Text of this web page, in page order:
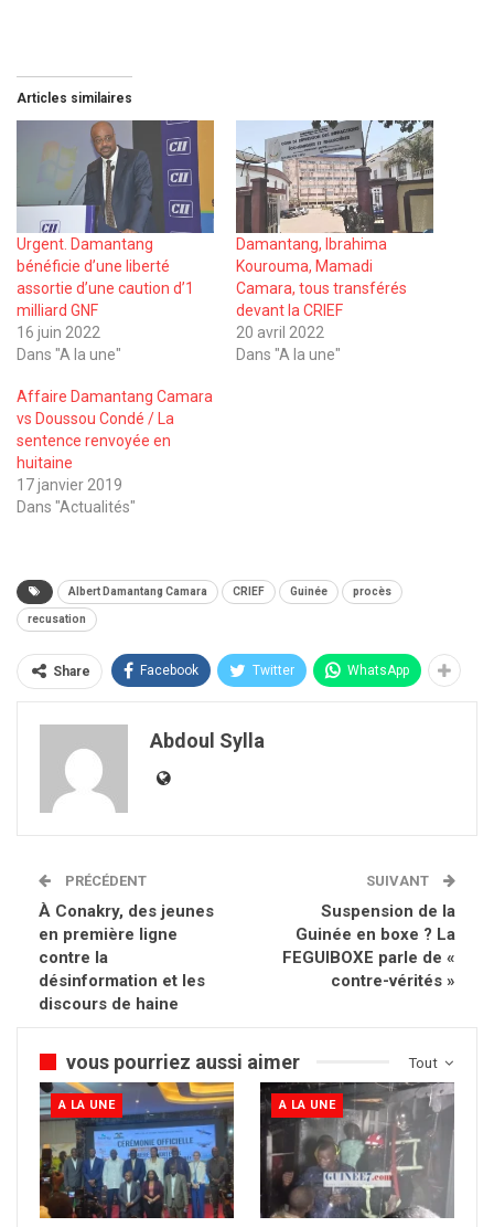
Articles similaires
Urgent. Damantang
bénéficie d’une liberté
assortie d’une caution d’1
milliard GNF
16 juin 2022
Dans "A la une"
Damantang, Ibrahima
Kourouma, Mamadi
Camara, tous transférés
devant la CRIEF
20 avril 2022
Dans "A la une"
Affaire Damantang Camara
vs Doussou Condé / La
sentence renvoyée en
huitaine
17 janvier 2019
Dans "Actualités"
Albert Damantang Camara CRIEF Guinée procès
recusation
Share Facebook Twitter WhatsApp
Abdoul Sylla
PRÉCÉDENT
À Conakry, des jeunes
en première ligne
contre la
désinformation et les
discours de haine
SUIVANT
Suspension de la
Guinée en boxe ? La
FEGUIBOXE parle de «
contre-vérités »
Tout
vous pourriez aussi aimer
A LA UNE A LA UNE